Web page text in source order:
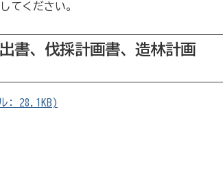
てください。
書、伐採計画書、造林計画
: 28.1KB)